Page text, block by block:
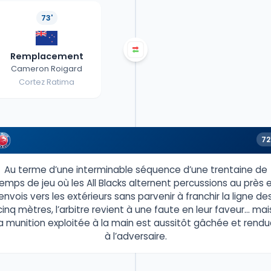
73'
Remplacement
Cameron Roigard
Cortez Ratima
Au terme d’une interminable séquence d’une trentaine de
de jeu où les All Blacks alternent percussions au près
vers les extérieurs sans parvenir à franchir la ligne
mètres, l’arbitre revient à une faute en leur faveur…
munition exploitée à la main est aussitôt gâchée et
à l’adversaire.